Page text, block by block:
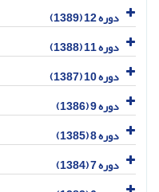
دوره 12 (1389)
دوره 11 (1388)
دوره 10 (1387)
دوره 9 (1386)
دوره 8 (1385)
دوره 7 (1384)